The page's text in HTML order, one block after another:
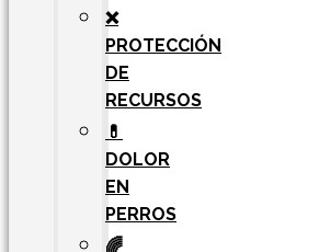
❌
PROTECCIÓN
DE
RECURSOS
💊
DOLOR
EN
PERROS
🌈